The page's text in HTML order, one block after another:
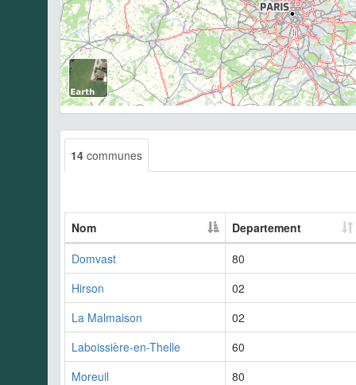
14 communes
Nom
Departement
Domvast
80
Hirson
02
La Malmaison
02
Laboissière-en-Thelle
60
Moreuil
80